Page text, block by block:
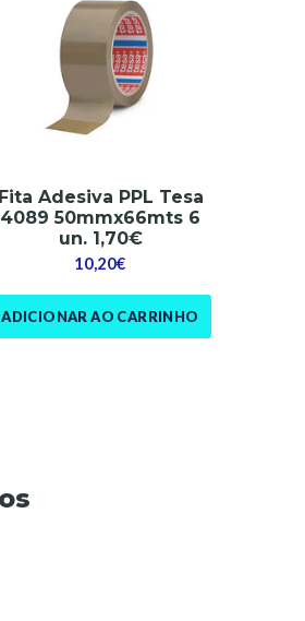
Fita Adesiva PPL Tesa
4089 50mmx66mts 6
un. 1,70€
10,20€
ADICIONAR AO CARRINHO